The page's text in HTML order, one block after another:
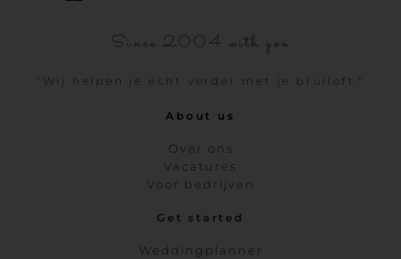
Since 2004 with you
"Wij helpen je echt verder met je bruiloft."
About us
Over ons
Vacatures
Voor bedrijven
Get started
Weddingplanner